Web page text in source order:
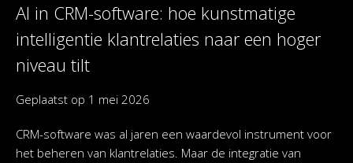
AI in CRM-software: hoe kunstmatige
intelligentie klantrelaties naar een hoger
niveau tilt
Geplaatst op 1 mei 2026
CRM-software was al jaren een waardevol instrument voor
het beheren van klantrelaties. Maar de integratie van